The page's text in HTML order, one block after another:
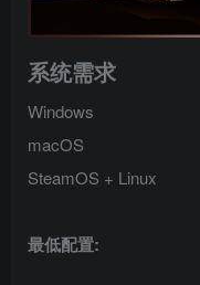
系统需求
Windows
macOS
SteamOS + Linux
最低配置: